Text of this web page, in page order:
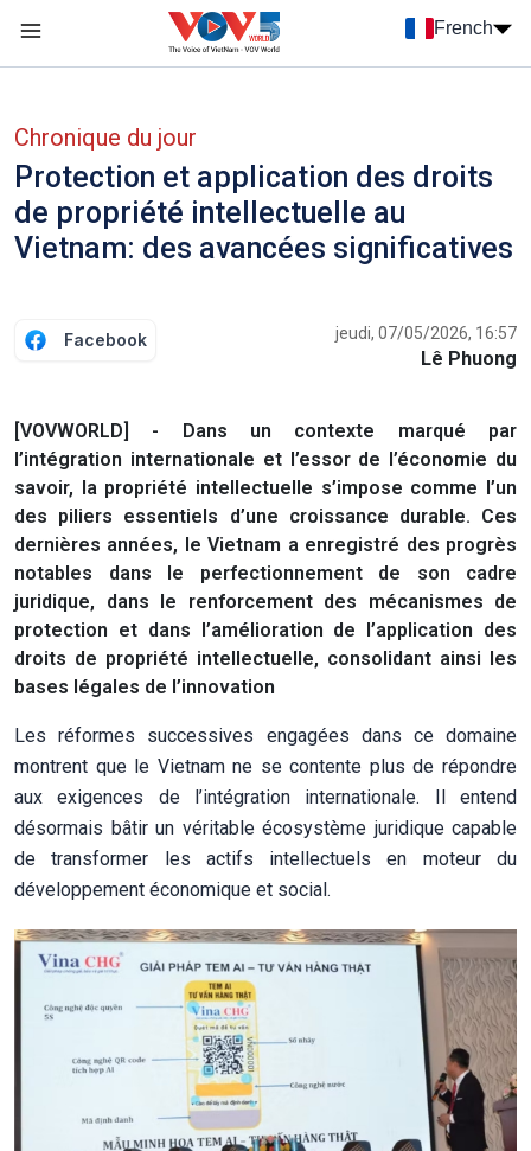
French
Chronique du jour
Protection et application des droits
de propriété intellectuelle au
Vietnam: des avancées significatives
Facebook jeudi, 07/05/2026, 16:57
Lê Phuong
[VOVWORLD] - Dans un contexte marqué par
l’intégration internationale et l’essor de l’économie du
savoir, la propriété intellectuelle s’impose comme l’un
des piliers essentiels d’une croissance durable. Ces
dernières années, le Vietnam a enregistré des progrès
notables dans le perfectionnement de son cadre
juridique, dans le renforcement des mécanismes de
protection et dans l’amélioration de l’application des
droits de propriété intellectuelle, consolidant ainsi les
bases légales de l’innovation
Les réformes successives engagées dans ce domaine
montrent que le Vietnam ne se contente plus de répondre
aux exigences de l’intégration internationale. Il entend
désormais bâtir un véritable écosystème juridique capable
de transformer les actifs intellectuels en moteur du
développement économique et social.